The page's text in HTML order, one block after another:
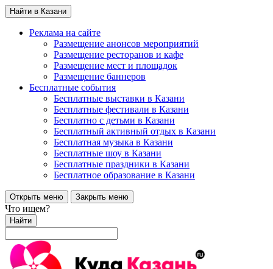
Найти в Казани
Реклама на сайте
Размещение анонсов мероприятий
Размещение ресторанов и кафе
Размещение мест и площадок
Размещение баннеров
Бесплатные события
Бесплатные выставки в Казани
Бесплатные фестивали в Казани
Бесплатно с детьми в Казани
Бесплатный активный отдых в Казани
Бесплатная музыка в Казани
Бесплатные шоу в Казани
Бесплатные праздники в Казани
Бесплатное образование в Казани
Открыть меню Закрыть меню
Что ищем?
Найти